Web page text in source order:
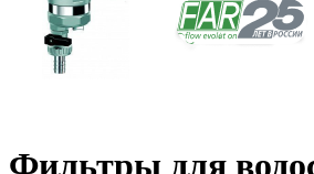
Фильтры для